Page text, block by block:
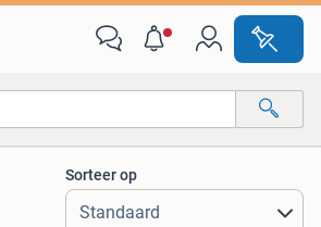
Alle afstanden…
Sorteer op